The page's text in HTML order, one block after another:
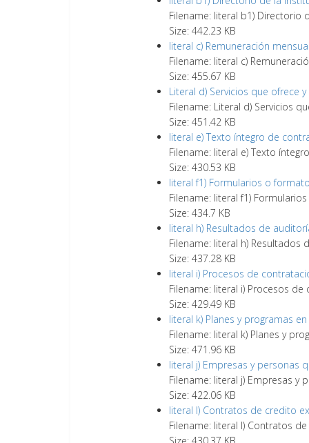
Filename: literal b1) Directorio
Size: 442.23 KB
literal c) Remuneración
Filename: literal c)
Size: 455.67 KB
Literal d) Servicios que ofrece
Filename: Literal d) Servicios
Size: 451.42 KB
literal e) Texto íntegro de
Filename: literal e) Texto
Size: 430.53 KB
literal f1) Formularios o
Filename: literal f1)
Size: 434.7 KB
literal h) Resultados de
Filename: literal h)
Size: 437.28 KB
literal i) Procesos de
Filename: literal i) Procesos
Size: 429.49 KB
literal k) Planes y programas
Filename: literal k) Planes y
Size: 471.96 KB
literal j) Empresas y personas
Filename: literal j) Empresas
Size: 422.06 KB
literal l) Contratos de credito
Filename: literal l) Contratos